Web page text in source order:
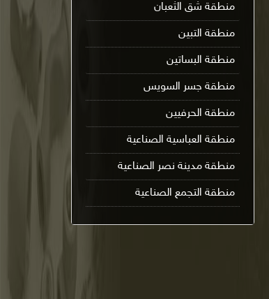
منطقة شق الثعبان
منطقة التبين
منطقة البساتين
منطقة جسر السويس
منطقة الحرفيين
منطقة العباسية الصناعية
منطقة مدينة نصر الصناعية
منطقة التجمع الصناعية